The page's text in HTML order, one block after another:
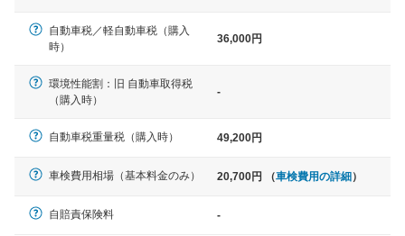
クラウン、アルファード、フォレ
自動車税／軽自動車税（購入
時）
36,000円
環境性能割：旧 自動車取得税
（購入時）
-
自動車税重量税（購入時） 49,200円
車検費用相場（基本料金のみ） 20,700円 （車検費用の詳細）
自賠責保険料 -